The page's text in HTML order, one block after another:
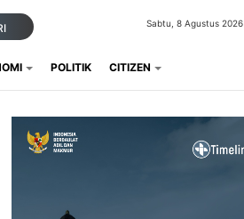
Sabtu, 8 Agustus 2026
POLITIK CITIZEN